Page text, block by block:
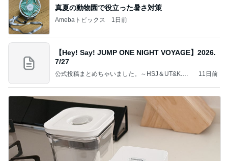
真夏の動物園で役立った暑さ対策
Amebaトピックス 1日前
【Hey! Say! JUMP ONE NIGHT VOYAGE】2026.
7/27
公式投稿まとめちゃいました。～HSJ＆UT&K.O.
11日前